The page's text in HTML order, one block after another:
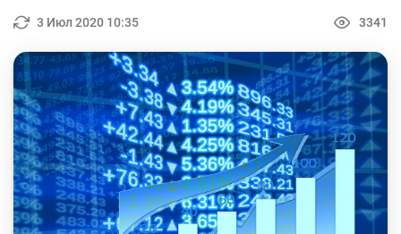
Тўлов ва ўтказмалар
Молия бозори
Пул-кредит сиёсати ва унинг элементлари
Молиявий хавфсизлик
Банк хизматлари истеъмолчилари
3 Июл 2020 10:35 3341